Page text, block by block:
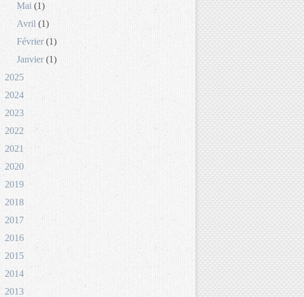
Mai (1)
Avril (1)
Février(1)
Janvier (1)
2025
2024
2023
2022
2021
2020
2019
2018
2017
2016
2015
2014
2013